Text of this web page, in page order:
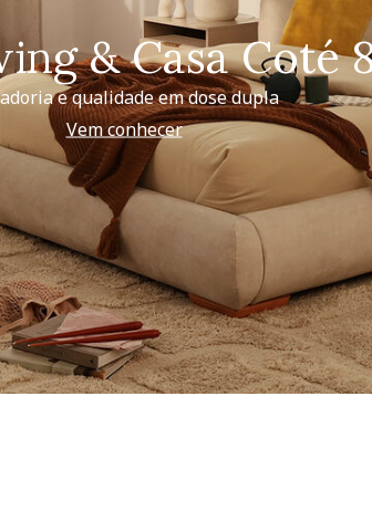
& Casa Coté
e qualidade em dose dupla
Vem conhecer